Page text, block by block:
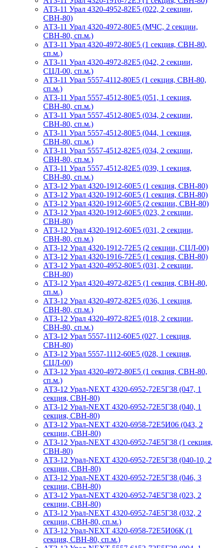
АТЗ-11 Урал 4320-4952-82Е5 (022, 2 секции,
СВН-80)
АТЗ-11 Урал 4320-4972-80Е5 (МЧС, 2 секции,
СВН-80, сп.м.)
АТЗ-11 Урал 4320-4972-80Е5 (1 секция, СВН-80,
сп.м.)
АТЗ-11 Урал 4320-4972-82Е5 (042, 2 секции,
СЦЛ-00, сп.м.)
АТЗ-11 Урал 5557-4112-80Е5 (1 секция, СВН-80,
сп.м.)
АТЗ-11 Урал 5557-4512-80Е5 (051, 1 секция,
СВН-80, сп.м.)
АТЗ-11 Урал 5557-4512-80Е5 (034, 2 секции,
СВН-80, сп.м.)
АТЗ-11 Урал 5557-4512-80Е5 (044, 1 секция,
СВН-80, сп.м.)
АТЗ-11 Урал 5557-4512-82Е5 (034, 2 секции,
СВН-80, сп.м.)
АТЗ-11 Урал 5557-4512-82Е5 (039, 1 секция,
СВН-80, сп.м.)
АТЗ-12 Урал 4320-1912-60Е5 (1 секция, СВН-80)
АТЗ-12 Урал 4320-1912-60Е5 (1 секция, СВН-80)
АТЗ-12 Урал 4320-1912-60Е5 (2 секции, СВН-80)
АТЗ-12 Урал 4320-1912-60Е5 (023, 2 секции,
СВН-80)
АТЗ-12 Урал 4320-1912-60Е5 (031, 2 секции,
СВН-80, сп.м.)
АТЗ-12 Урал 4320-1912-72Е5 (2 секции, СЦЛ-00)
АТЗ-12 Урал 4320-1916-72Е5 (1 секция, СВН-80)
АТЗ-12 Урал 4320-4952-80Е5 (031, 2 секции,
СВН-80)
АТЗ-12 Урал 4320-4972-82Е5 (1 секция, СВН-80,
сп.м.)
АТЗ-12 Урал 4320-4972-82Е5 (036, 1 секция,
СВН-80, сп.м.)
АТЗ-12 Урал 4320-4972-82Е5 (018, 2 секции,
СВН-80, сп.м.)
АТЗ-12 Урал 5557-1112-60Е5 (027, 1 секция,
СВН-80)
АТЗ-12 Урал 5557-1112-60Е5 (028, 1 секция,
СЦЛ-00)
АТЗ-12 Урал 4320-4972-80Е5 (1 секция, СВН-80,
сп.м.)
АТЗ-12 Урал-NEXT 4320-6952-72Е5Г38 (047, 1
секция, СВН-80)
АТЗ-12 Урал-NEXT 4320-6952-72Е5Г38 (040, 1
секция, СВН-80)
АТЗ-12 Урал-NEXT 4320-6958-72Е5И06 (043, 2
секции, СВН-80)
АТЗ-12 Урал-NEXT 4320-6952-74Е5Г38 (1 секция,
СВН-80)
АТЗ-12 Урал-NEXT 4320-6952-72Е5Г38 (040-10, 2
секции, СВН-80)
АТЗ-12 Урал-NEXT 4320-6952-72Е5Г38 (046, 3
секции, СВН-80)
АТЗ-12 Урал-NEXT 4320-6952-74Е5Г38 (023, 2
секции, СВН-80)
АТЗ-12 Урал-NEXT 4320-6952-74Е5Г38 (032, 2
секции, СВН-80, сп.м.)
АТЗ-12 Урал-NEXT 4320-6958-72Е5И06К (1
секция, СВН-80, сп.м.)